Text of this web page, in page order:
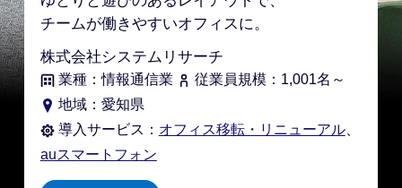
チームが働きやすいオフィスに。
株式会社システムリサーチ
業種：情報通信業
従業員規模：1,001名～
地域：愛知県
導入サービス： オフィス移転・リニューアル、
auスマートフォン